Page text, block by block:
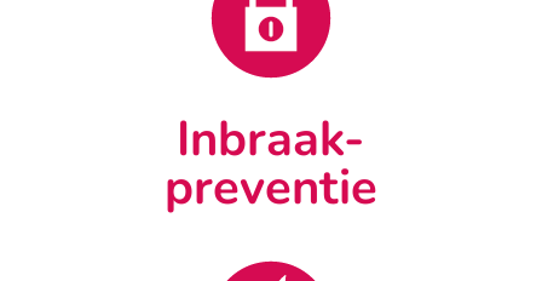
Inbraak-
preventie